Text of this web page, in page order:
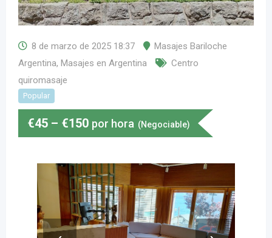
8 de marzo de 2025 18:37
Masajes Bariloche
Argentina, Masajes en Argentina
Centro
quiromasaje
Popular
€45 – €150 por hora (Negociable)